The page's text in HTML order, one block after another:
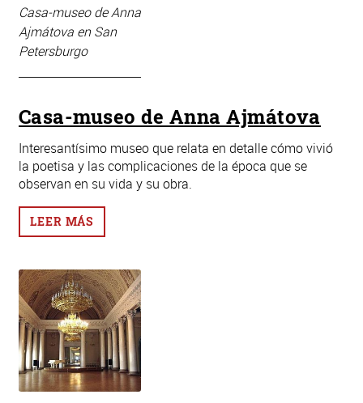
Casa-museo de Anna
Ajmátova en San
Petersburgo
Casa-museo de Anna Ajmátova
Interesantísimo museo que relata en detalle cómo vivió
la poetisa y las complicaciones de la época que se
observan en su vida y su obra.
LEER MÁS